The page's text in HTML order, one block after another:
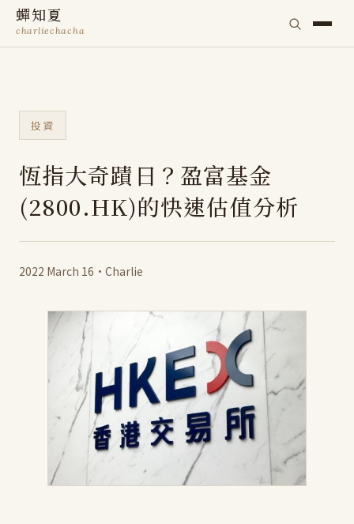
蟬知夏
charliechacha
投資
恆指大奇蹟日？盈富基金
(2800.HK)的快速估值分析
2022 March 16 · Charlie